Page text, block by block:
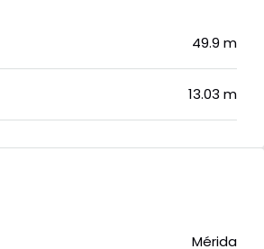
49.9 m
13.03 m
Mérida